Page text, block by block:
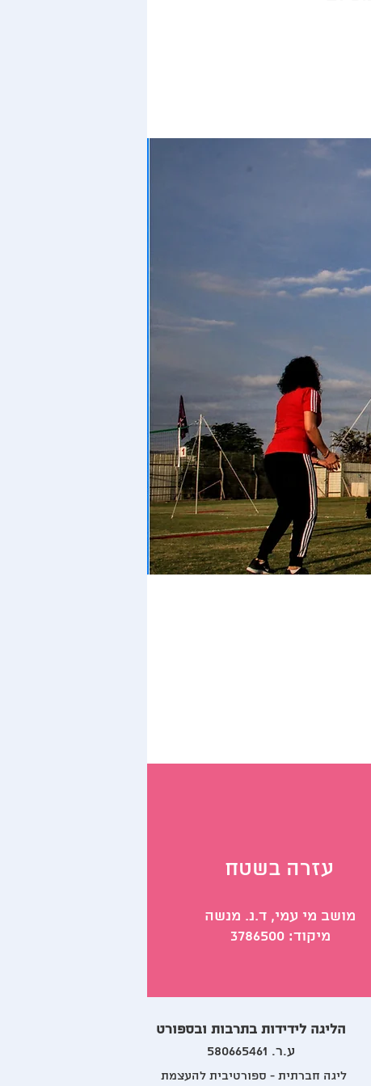
עזרה בשטח
מושב מי עמי, ד.נ. מנשה
מיקוד: 3786500
הליגה לידידות בתרבות ובספורט
ע.ר. 580665461
ליגה חברתית - ספורטיבית להעצמת